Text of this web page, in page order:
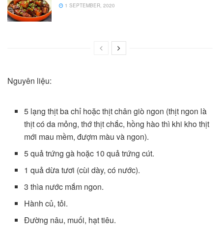
1 SEPTEMBER, 2020
Nguyên liệu:
5 lạng thịt ba chỉ hoặc thịt chân giò ngon (thịt ngon là
thịt có da mỏng, thớ thịt chắc, hồng hào thì khi kho thịt
mới mau mềm, đượm màu và ngon).
5 quả trứng gà hoặc 10 quả trứng cút.
1 quả dừa tươi (cùi dày, có nước).
3 thìa nước mắm ngon.
Hành củ, tỏi.
Đường nâu, muối, hạt tiêu.